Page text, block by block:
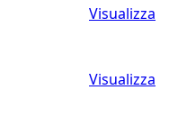
Visualizza
Visualizza